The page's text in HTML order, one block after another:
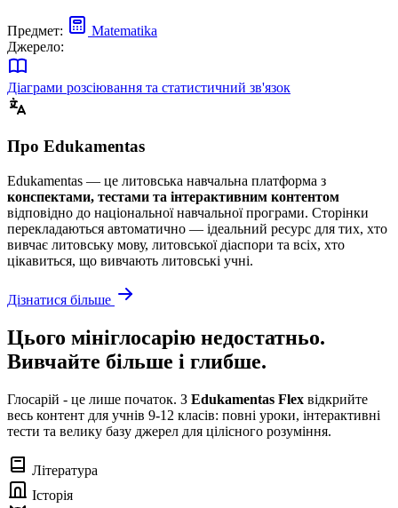
Предмет:
Matematika
Джерело:
Діаграми розсіювання та статистичний зв'язок
Про Edukamentas
Edukamentas — це литовська навчальна платформа з
конспектами, тестами та інтерактивним контентом
відповідно до національної навчальної програми. Сторінки
перекладаються автоматично — ідеальний ресурс для тих, хто
вивчає литовську мову, литовської діаспори та всіх, хто
цікавиться, що вивчають литовські учні.
Дізнатися більше
Цього мініглосарію недостатньо.
Вивчайте більше і глибше.
Глосарій - це лише початок. З Edukamentas Flex відкрийте
весь контент для учнів 9-12 класів: повні уроки, інтерактивні
тести та велику базу джерел для цілісного розуміння.
Література
Історія